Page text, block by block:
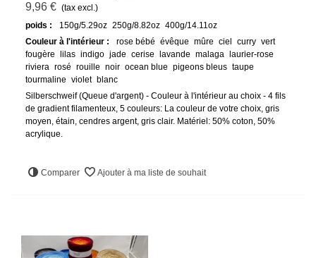
9,96 € (tax excl.)
poids :
150g/5.29oz 250g/8.82oz 400g/14.11oz
Couleur à l'intérieur :
rose bébé évêque mûre ciel curry vert
fougère
lilas indigo jade cerise lavande malaga
laurier-rose
riviera rosé rouille noir ocean blue pigeons bleus taupe
tourmaline violet blanc
Silberschweif (Queue d'argent) - Couleur à l'intérieur au choix - 4 fils
de gradient filamenteux, 5 couleurs: La couleur de votre choix, gris
moyen, étain, cendres argent, gris clair. Matériel: 50% coton, 50%
acrylique.
Comparer Ajouter à ma liste de souhait